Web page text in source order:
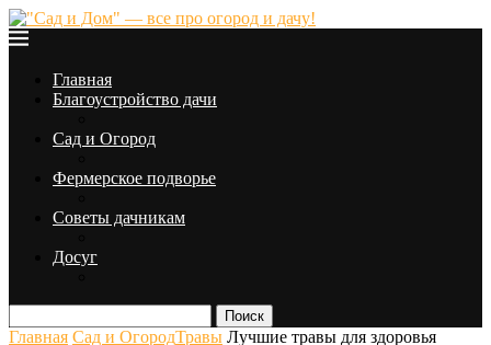
Главная
Благоустройство дачи
Сад и Огород
Фермерское подворье
Советы дачникам
Досуг
Поиск
Главная Сад и ОгородТравы Лучшие травы для здоровья